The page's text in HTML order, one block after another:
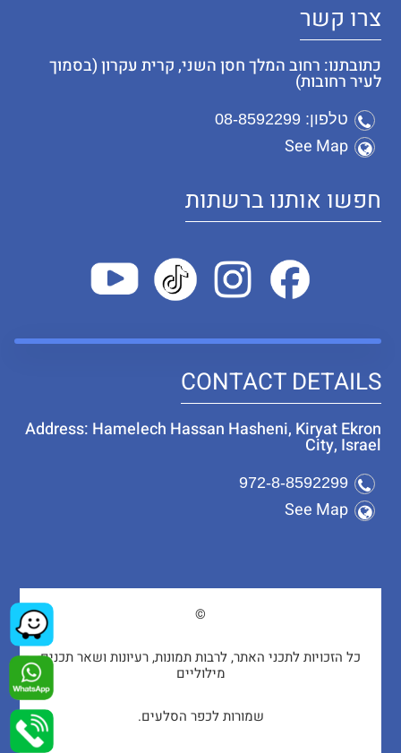
צרו קשר
כתובתנו: רחוב המלך חסן השני, קרית עקרון (בסמוך
לעיר רחובות)
טלפון: 08-8592299
See Map
חפשו אותנו ברשתות
CONTACT DETAILS
Address: Hamelech Hassan Hasheni, Kiryat Ekron
City, Israel
972-8-8592299
See Map
©
כל הזכויות לתכני האתר, לרבות תמונות, רעיונות ושאר תכנים
מילוליים
שמורות לכפר הסלעים.